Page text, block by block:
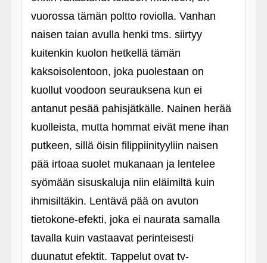
vuorossa tämän poltto roviolla. Vanhan
naisen taian avulla henki tms. siirtyy
kuitenkin kuolon hetkellä tämän
kaksoisolentoon, joka puolestaan on
kuollut voodoon seurauksena kun ei
antanut pesää pahisjätkälle. Nainen herää
kuolleista, mutta hommat eivät mene ihan
putkeen, sillä öisin filippiinityyliin naisen
pää irtoaa suolet mukanaan ja lentelee
syömään sisuskaluja niin eläimiltä kuin
ihmisiltäkin. Lentävä pää on avuton
tietokone-efekti, joka ei naurata samalla
tavalla kuin vastaavat perinteisesti
duunatut efektit. Tappelut ovat tv-